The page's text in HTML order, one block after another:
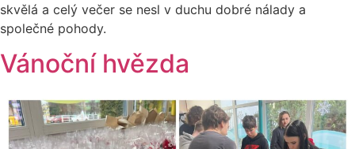
skvělá a celý večer se nesl v duchu dobré nálady a
společné pohody.
Vánoční hvězda